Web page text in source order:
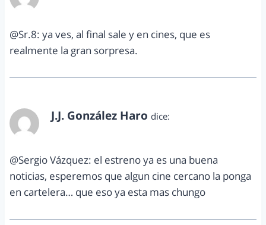
@Sr.8: ya ves, al final sale y en cines, que es
realmente la gran sorpresa.
J.J. González Haro dice:
@Sergio Vázquez: el estreno ya es una buena
noticias, esperemos que algun cine cercano la ponga
en cartelera… que eso ya esta mas chungo